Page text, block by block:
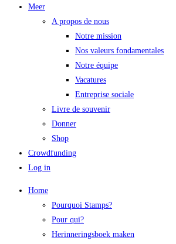
Meer
A propos de nous
Notre mission
Nos valeurs fondamentales
Notre équipe
Vacatures
Entreprise sociale
Livre de souvenir
Donner
Shop
Crowdfunding
Log in
Home
Pourquoi Stamps?
Pour qui?
Herinneringsboek maken